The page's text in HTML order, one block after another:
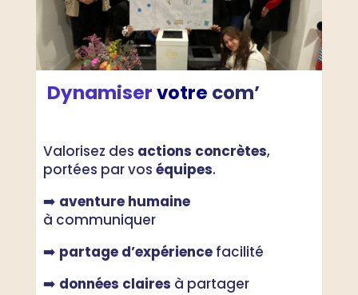
Dynamiservotre com’
Valorisez des actions concrètes,
portées par vos équipes.
➡️ aventure humaine
à communiquer
➡️ partage d’expériencefacilité
➡️ données claires à partager